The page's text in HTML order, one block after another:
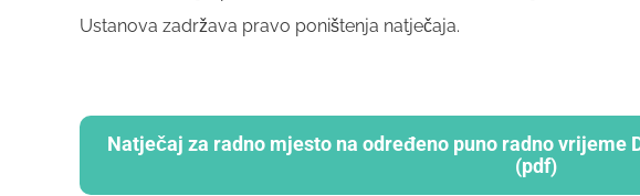
Ustanova zadržava pravo poništenja natječaja.
Natječaj za radno mjesto na određeno puno radno vrijeme
(pdf)